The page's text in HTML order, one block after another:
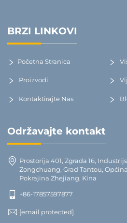
BRZI LINKOVI
Početna Stranica
Proizvodi
Kontaktirajte Nas
Održavajte kontakt
Prostorija 401, Zgrada 16,
Zongchuang, Grad Tantou,
Pokrajina Zhejiang, Kina
+86-17857597877
[email protected]